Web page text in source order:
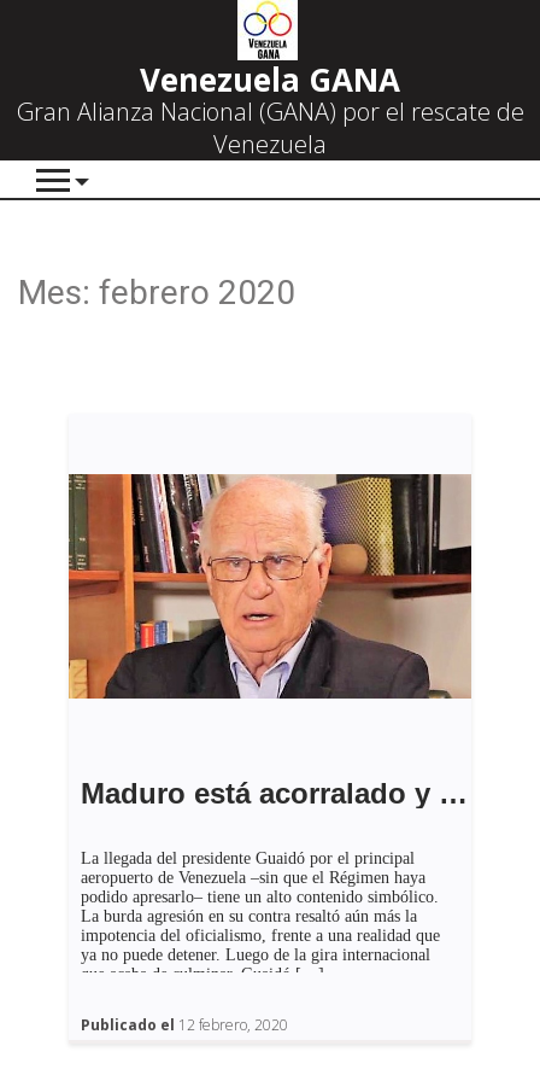
Venezuela GANA
Gran Alianza Nacional (GANA) por el rescate de
Venezuela
Mes: febrero 2020
Maduro está acorralado y él lo sabe
La llegada del presidente Guaidó por el principal
aeropuerto de Venezuela –sin que el Régimen haya
podido apresarlo– tiene un alto contenido simbólico.
La burda agresión en su contra resaltó aún más la
impotencia del oficialismo, frente a una realidad que
ya no puede detener. Luego de la gira internacional
que acaba de culminar, Guaidó […]
Publicado el 12 febrero, 2020